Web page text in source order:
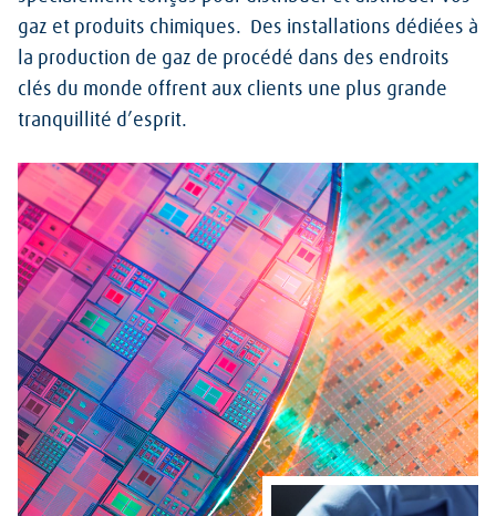
gaz et produits chimiques. Des installations dédiées à
la production de gaz de procédé dans des endroits
clés du monde offrent aux clients une plus grande
tranquillité d’esprit.